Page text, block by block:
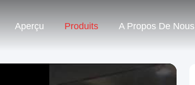
Aperçu Produits A Propos De Nous